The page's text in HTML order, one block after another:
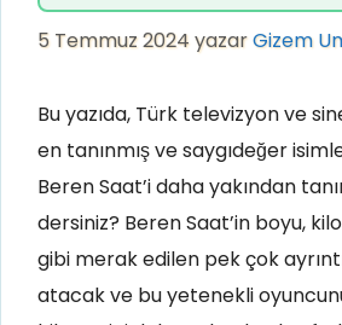
5 Temmuz 2024yazarGizem
Bu yazıda, Türk televizyon ve
en tanınmış ve saygıdeğer
Beren Saat’i daha yakından
dersiniz? Beren Saat’in boyu,
gibi merak edilen pek çok
atacak ve bu yetenekli